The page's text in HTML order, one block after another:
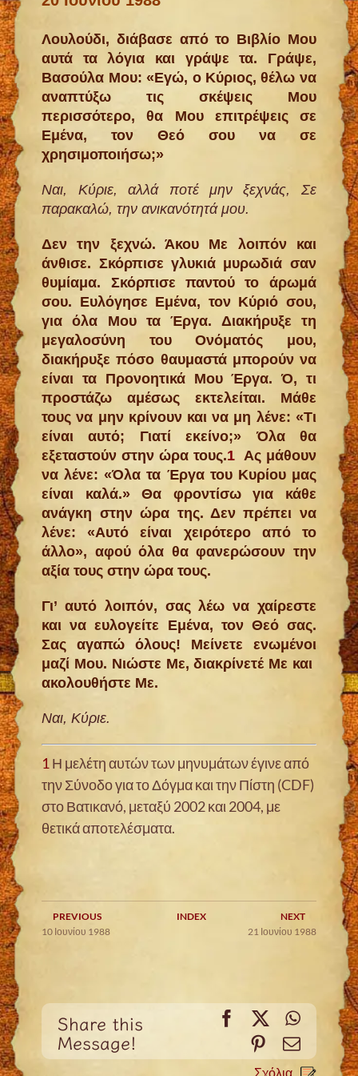
Λουλούδι, διάβασε από το Βιβλίο Μου
αυτά τα λόγια και γράψε τα. Γράψε,
Bασούλα Mου: «Εγώ, ο Κύριος, θέλω να
αναπτύξω τις σκέψεις Μου
περισσότερο, θα Μου επιτρέψεις σε
Εμένα, τον Θεό σου να σε
χρησιμοποιήσω;»
Ναι, Κύριε, αλλά ποτέ μην ξεχνάς, Σε
παρακαλώ, την ανικανότητά μου.
Δεν την ξεχνώ. Άκου Με λοιπόν και
άνθισε. Σκόρπισε γλυκιά μυρωδιά σαν
θυμίαμα. Σκόρπισε παντού το άρωμά
σου. Ευλόγησε Εμένα, τον Κύριό σου,
για όλα Μου τα Έργα. Διακήρυξε τη
μεγαλοσύνη του Oνόματός μου,
διακήρυξε πόσο θαυμαστά μπορούν να
είναι τα Προνοητικά Μου Έργα. Ό, τι
προστάζω αμέσως εκτελείται. Μάθε
τους να μην κρίνουν και να μη λένε: «Τι
είναι αυτό; Γιατί εκείνο;» Όλα θα
εξεταστούν στην ώρα τους.1 Ας μάθουν
να λένε: «Όλα τα Έργα του Κυρίου μας
είναι καλά.» Θα φροντίσω για κάθε
ανάγκη στην ώρα της. Δεν πρέπει να
λένε: «Αυτό είναι χειρότερο από το
άλλο», αφού όλα θα φανερώσουν την
αξία τους στην ώρα τους.
Γι’ αυτό λοιπόν, σας λέω να χαίρεστε
και να ευλογείτε Εμένα, τον Θεό σας.
Σας αγαπώ όλους! Μείνετε ενωμένοι
μαζί Μου. Νιώστε Με, διακρίνετέ Με και
ακολουθήστε Με.
Ναι, Κύριε.
1 Η μελέτη αυτών των μηνυμάτων έγινε από
την Σύνοδο για το Δόγμα και την Πίστη (CDF)
στο Βατικανό, μεταξύ 2002 και 2004, με
θετικά αποτελέσματα.
PREVIOUS INDEX
NEXT
10 Ιουνίου 1988
21 Ιουνίου 1988
Share this
Message!
Facebook
X
PinterestEmail
Σχόλια